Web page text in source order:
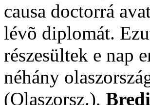
causa doctorrá
lévõ diplomát.
részesültek e nap
néhány
(Olaszorsz.),